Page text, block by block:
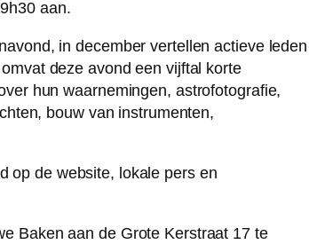
aan.
in december vertellen actieve leden
deze avond een vijftal korte
hun waarnemingen, astrofotografie,
bouw van instrumenten,
op de website, lokale pers en
Baken aan de Grote Kerstraat 17 te